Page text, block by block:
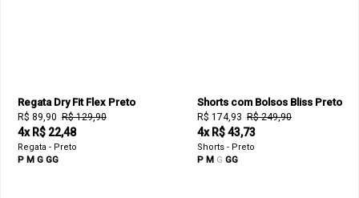
Regata Dry Fit Flex Preto
R$ 89,90 R$ 129,90
4x R$ 22,48
Regata - Preto
P M G GG
Shorts com Bolsos Bliss Preto
R$ 174,93 R$ 249,90
4x R$ 43,73
Shorts - Preto
P M G GG